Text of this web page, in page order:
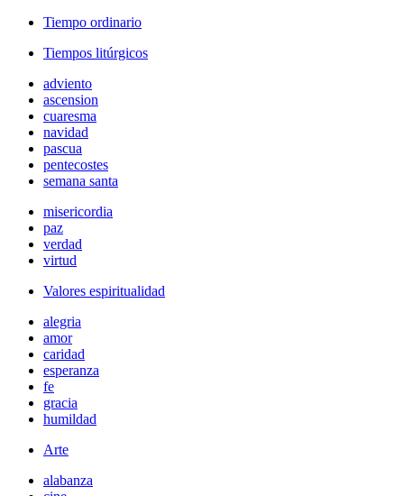
Tiempo ordinario
Tiempos litúrgicos
adviento
ascension
cuaresma
navidad
pascua
pentecostes
semana santa
misericordia
paz
verdad
virtud
Valores espiritualidad
alegria
amor
caridad
esperanza
fe
gracia
humildad
Arte
alabanza